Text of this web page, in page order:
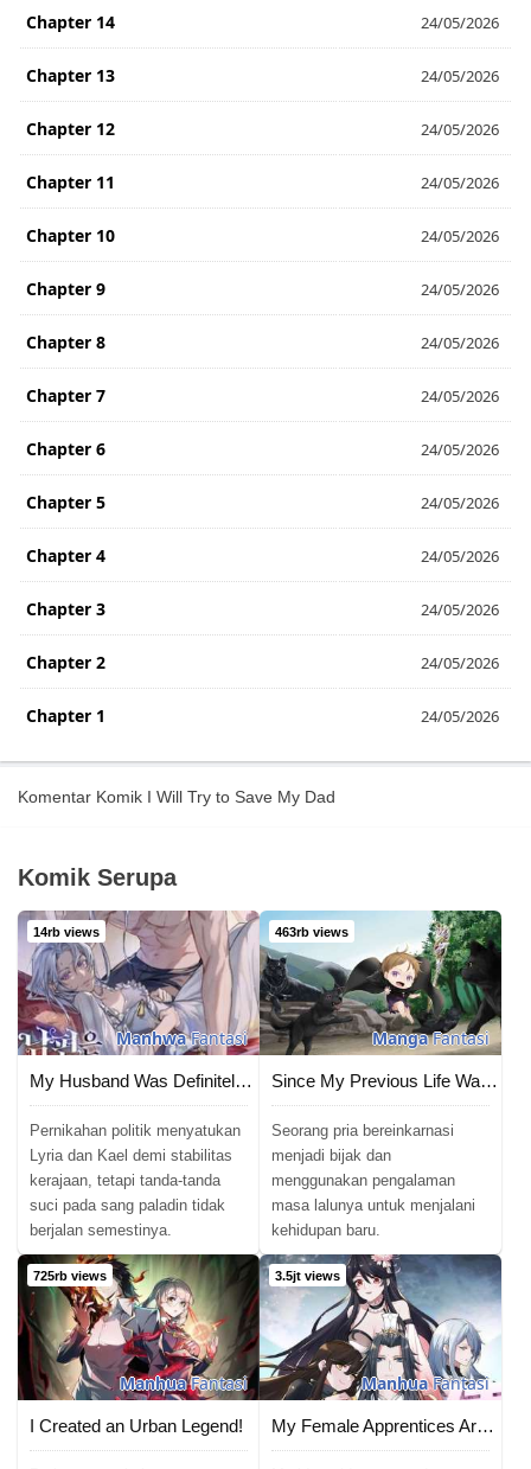
Chapter 14 24/05/2026
Chapter 13 24/05/2026
Chapter 12 24/05/2026
Chapter 11 24/05/2026
Chapter 10 24/05/2026
Chapter 9 24/05/2026
Chapter 8 24/05/2026
Chapter 7 24/05/2026
Chapter 6 24/05/2026
Chapter 5 24/05/2026
Chapter 4 24/05/2026
Chapter 3 24/05/2026
Chapter 2 24/05/2026
Chapter 1 24/05/2026
Komentar Komik I Will Try to Save My Dad
Komik Serupa
14rb views
ManhwaFantasi
My Husband Was Definitely a Paladin
Pernikahan politik menyatukan
Lyria dan Kael demi stabilitas
kerajaan, tetapi tanda-tanda
suci pada sang paladin tidak
berjalan semestinya.
463rb views
MangaFantasi
Since My Previous Life Was A Wise Man I Can Afford To Live
Seorang pria bereinkarnasi
menjadi bijak dan
menggunakan pengalaman
masa lalunya untuk menjalani
kehidupan baru.
725rb views
ManhuaFantasi
I Created an Urban Legend!
3.5jt views
ManhuaFantasi
My Female Apprentices Are All Big Shots From the Future